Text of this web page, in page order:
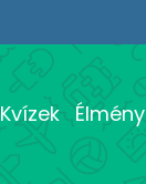
Kvízek Élmény